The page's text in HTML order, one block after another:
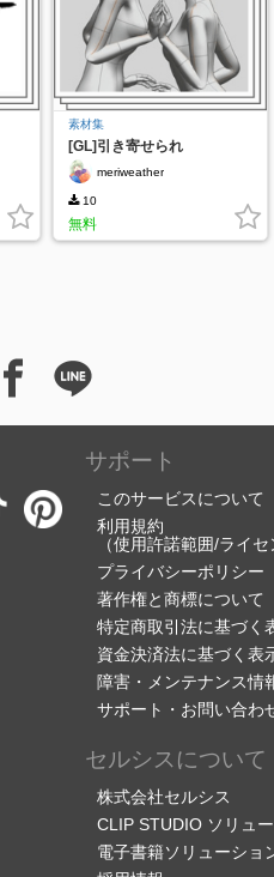
素材集
[GL]引き寄せられ
meriweather
10
無料
サポート
このサービスについて
利用規約
（使用許諾範囲/ライ
プライバシーポリシー
著作権と商標について
特定商取引法に基づく
資金決済法に基づく表
障害・メンテナンス情
サポート・お問い合わ
セルシスについて
株式会社セルシス
CLIP STUDIO ソリュ
電子書籍ソリューショ